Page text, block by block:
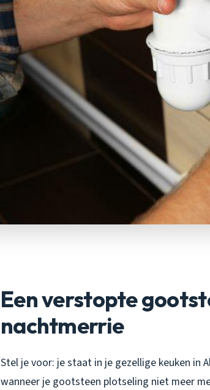
Een verstopte
nachtmerrie
Stel je voor: je staat in je gezellige keuken in
wanneer je gootsteen plotseling niet meer